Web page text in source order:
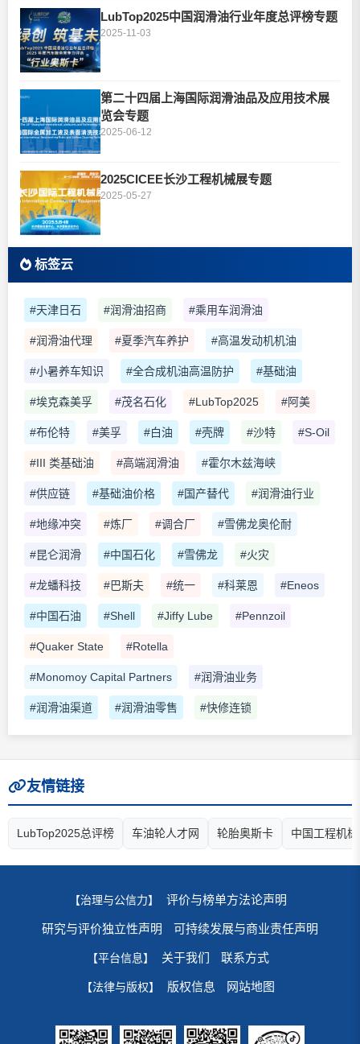
LubTop2025中国润滑油行业年度总评榜专题
2025-11-03
第二十四届上海国际润滑油品及应用技术展
览会专题
2025-06-12
2025CICEE长沙工程机械展专题
2025-05-27
标签云
#天津日石 #润滑油招商 #乘用车润滑油
#润滑油代理 #夏季汽车养护 #高温发动机机油
#小暑养车知识 #全合成机油高温防护 #基础油
#埃克森美孚 #茂名石化 #LubTop2025 #阿美
#布伦特 #美孚 #白油 #壳牌 #沙特 #S-Oil
#III 类基础油 #高端润滑油 #霍尔木兹海峡
#供应链 #基础油价格 #国产替代 #润滑油行业
#地缘冲突 #炼厂 #调合厂 #雪佛龙奥伦耐
#昆仑润滑 #中国石化 #雪佛龙 #火灾
#龙蟠科技 #巴斯夫 #统一 #科莱恩 #Eneos
#中国石油 #Shell #Jiffy Lube #Pennzoil
#Quaker State #Rotella
#Monomoy Capital Partners #润滑油业务
#润滑油渠道 #润滑油零售 #快修连锁
友情链接
LubTop2025总评榜 车油轮人才网 轮胎奥斯卡 中国工程机
【治理与公信力】 评价与榜单方法论声明
研究与评价独立性声明 可持续发展与商业责任声明
【平台信息】 关于我们 联系方式
【法律与版权】 版权信息 网站地图